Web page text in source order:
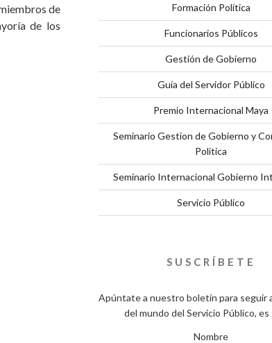
de
de los
Formación Política
Funcionarios Públicos
Gestión de Gobierno
Guía del Servidor Público
Premio Internacional Maya
Seminario Gestion de Gobierno y
Política
Seminario Internacional Gobierno
Servicio Público
SUSCRÍBETE
Apúntate a nuestro boletín para seguir
del mundo del Servicio Público,
Nombre